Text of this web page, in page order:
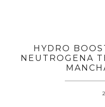
HYDRO
NEUTROGENA